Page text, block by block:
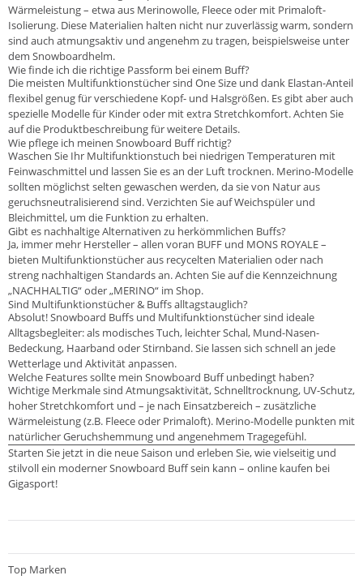
Wärmeleistung – etwa aus Merinowolle, Fleece oder mit Primaloft-
Isolierung. Diese Materialien halten nicht nur zuverlässig warm, sondern
sind auch atmungsaktiv und angenehm zu tragen, beispielsweise unter
dem Snowboardhelm.
Wie finde ich die richtige Passform bei einem Buff?
Die meisten Multifunktionstücher sind One Size und dank Elastan-Anteil
flexibel genug für verschiedene Kopf- und Halsgrößen. Es gibt aber auch
spezielle Modelle für Kinder oder mit extra Stretchkomfort. Achten Sie
auf die Produktbeschreibung für weitere Details.
Wie pflege ich meinen Snowboard Buff richtig?
Waschen Sie Ihr Multifunktionstuch bei niedrigen Temperaturen mit
Feinwaschmittel und lassen Sie es an der Luft trocknen. Merino-Modelle
sollten möglichst selten gewaschen werden, da sie von Natur aus
geruchsneutralisierend sind. Verzichten Sie auf Weichspüler und
Bleichmittel, um die Funktion zu erhalten.
Gibt es nachhaltige Alternativen zu herkömmlichen Buffs?
Ja, immer mehr Hersteller – allen voran BUFF und MONS ROYALE –
bieten Multifunktionstücher aus recycelten Materialien oder nach
streng nachhaltigen Standards an. Achten Sie auf die Kennzeichnung
„NACHHALTIG“ oder „MERINO“ im Shop.
Sind Multifunktionstücher & Buffs alltagstauglich?
Absolut! Snowboard Buffs und Multifunktionstücher sind ideale
Alltagsbegleiter: als modisches Tuch, leichter Schal, Mund-Nasen-
Bedeckung, Haarband oder Stirnband. Sie lassen sich schnell an jede
Wetterlage und Aktivität anpassen.
Welche Features sollte mein Snowboard Buff unbedingt haben?
Wichtige Merkmale sind Atmungsaktivität, Schnelltrocknung, UV-Schutz,
hoher Stretchkomfort und – je nach Einsatzbereich – zusätzliche
Wärmeleistung (z.B. Fleece oder Primaloft). Merino-Modelle punkten mit
natürlicher Geruchshemmung und angenehmem Tragegefühl.
Starten Sie jetzt in die neue Saison und erleben Sie, wie vielseitig und
stilvoll ein moderner Snowboard Buff sein kann – online kaufen bei
Gigasport!
Top Marken